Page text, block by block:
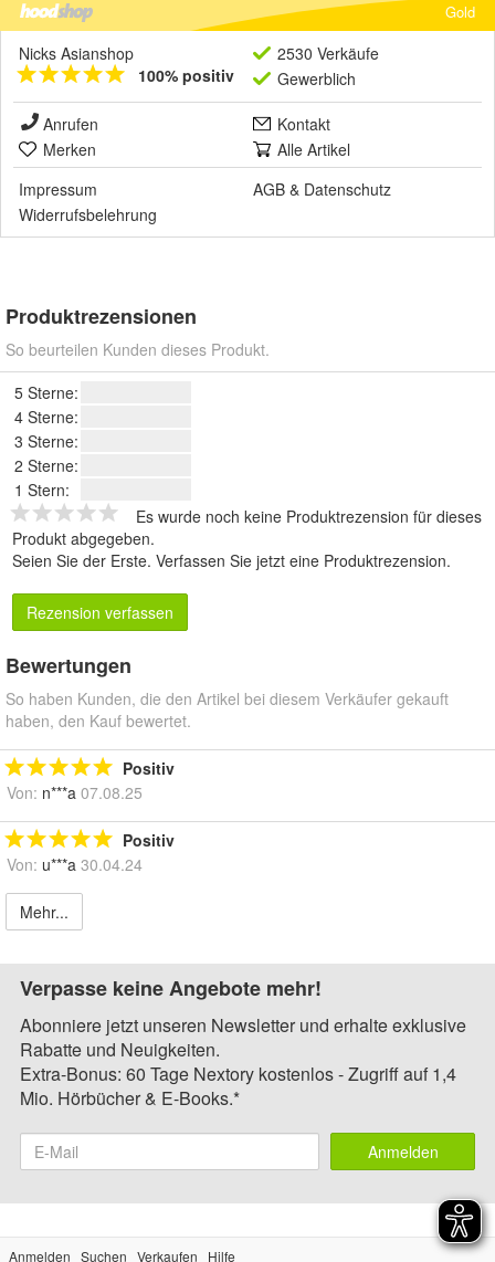
Gold
Nicks Asianshop
100% positiv
2530 Verkäufe
Gewerblich
Anrufen
Kontakt
Merken
Alle Artikel
Impressum
AGB & Datenschutz
Widerrufsbelehrung
Produktrezensionen
So beurteilen Kunden dieses Produkt.
5 Sterne:
4 Sterne:
3 Sterne:
2 Sterne:
1 Stern:
Es wurde noch keine Produktrezension für dieses
Produkt abgegeben.
Seien Sie der Erste. Verfassen Sie jetzt eine Produktrezension.
Rezension verfassen
Bewertungen
So haben Kunden, die den Artikel bei diesem Verkäufer gekauft
haben, den Kauf bewertet.
Positiv
Von: n***a 07.08.25
Positiv
Von: u***a 30.04.24
Mehr...
Verpasse keine Angebote mehr!
Abonniere jetzt unseren Newsletter und erhalte exklusive
Rabatte und Neuigkeiten.
Extra-Bonus: 60 Tage Nextory kostenlos - Zugriff auf 1,4
Mio. Hörbücher & E-Books.*
Anmelden
Anmelden Suchen Verkaufen Hilfe